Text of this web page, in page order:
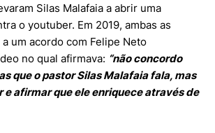
Silas Malafaia a abrir uma
o youtuber. Em 2019, ambas as
um acordo com Felipe Neto
no qual afirmava: “não concordo
que o pastor Silas Malafaia fala, mas
e afirmar que ele enriquece através de